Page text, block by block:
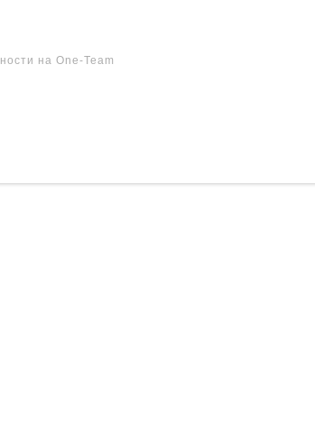
на One-Team